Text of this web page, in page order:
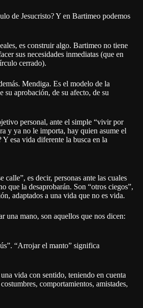
de Jesucristo? Y en Bartimeo podemos
es construir algo. Bartimeo no tiene
sus necesidades inmediatas (que en
cerrado).
Mendiga. Es el modelo de la
su aprobación, de su afecto, de su
personal, ante el simple “vivir por
y ya no le importa, hay quien asume el
esa vida diferente la busca en la
calle”, es decir, personas ante las cuales
que la desaprobarán. Son “otros ciegos”,
adaptados a una vida que no es vida.
una mano, son aquellos que nos dicen:
“Arrojar el manto” significa
vida con sentido, teniendo en cuenta
comportamientos, amistades,